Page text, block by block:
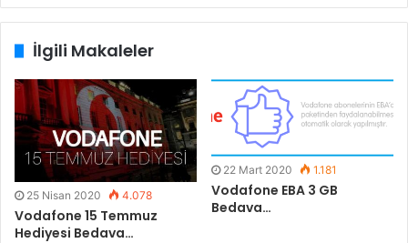
İlgili Makaleler
25 Nisan 2020 4.078
Vodafone 15 Temmuz
Hediyesi Bedava…
22 Mart 2020 1.181
Vodafone EBA 3 GB
Bedava…